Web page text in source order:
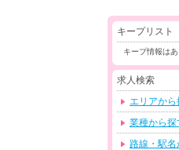
キープリスト
キープ情報はあ
求人検索
エリアから
業種から探
路線・駅名